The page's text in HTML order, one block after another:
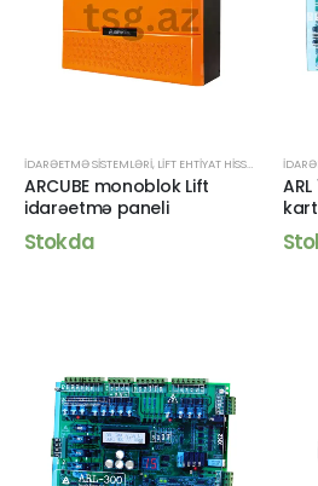
İDARƏETMƏ SISTEMLƏRI, LIFT EHTIYAT HISSƏLƏRI
ARCUBE monoblok Lift
idarəetmə paneli
Stokda